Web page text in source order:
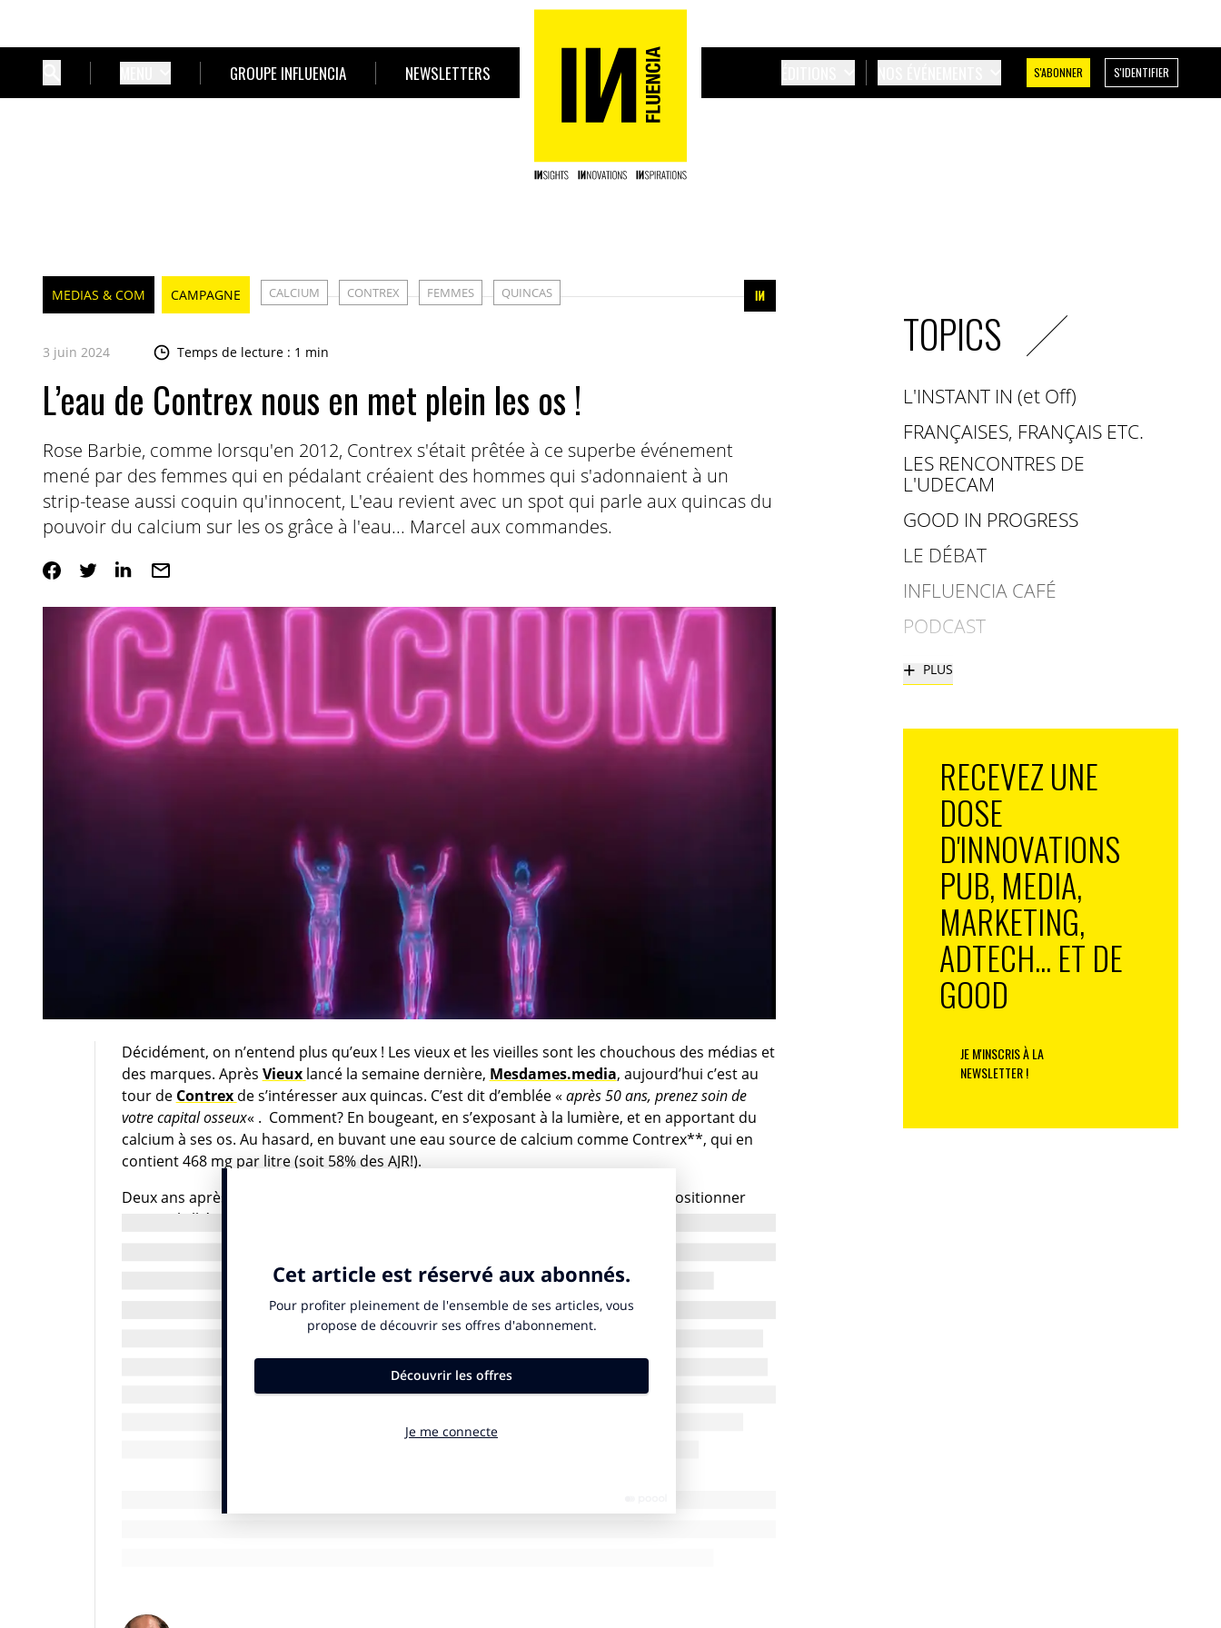
GROUPE INFLUENCIA NEWSLETTERS S'ABONNER S'IDENTIFIER
MEDIAS & COM CAMPAGNE CALCIUM CONTREX FEMMES QUINCAS
3 juin 2024 Temps de lecture : 1 min
L’eau de Contrex nous en met plein les os !
Rose Barbie, comme lorsqu'en 2012, Contrex s'était prêtée à ce superbe événement
mené par des femmes qui en pédalant créaient des hommes qui s'adonnaient à un
strip-tease aussi coquin qu'innocent, L'eau revient avec un spot qui parle aux quincas du
pouvoir du calcium sur les os grâce à l'eau... Marcel aux commandes.
Décidément, on n’entend plus qu’eux ! Les vieux et les vieilles sont les chouchous des médias et
des marques. Après Vieux lancé la semaine dernière, Mesdames.media, aujourd’hui c’est au
tour de Contrex de s’intéresser aux quincas. C’est dit d’emblée « après 50 ans, prenez soin de
votre capital osseux« . Comment? En bougeant, en s’exposant à la lumière, et en apportant du
calcium à ses os. Au hasard, en buvant une eau source de calcium comme Contrex**, qui en
contient 468 mg par litre (soit 58% des AJR!).
Deux ans après le film «
», Contrex® continue donc à se positionner
comme l’alliée des femmes au quotidien, cette fois grâce à sa composition en calcium, un
TOPICS
L'INSTANT IN (et Off)
FRANÇAISES, FRANÇAIS ETC.
LES RENCONTRES DE
L'UDECAM
GOOD IN PROGRESS
LE DÉBAT
INFLUENCIA CAFÉ
PODCAST
+ PLUS
RECEVEZ UNE
DOSE
D'INNOVATIONS
PUB, MEDIA,
MARKETING,
ADTECH... ET DE
GOOD
JE M'INSCRIS À LA
NEWSLETTER !